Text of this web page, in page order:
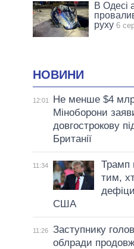
В Одесі
руху 6
НОВИНИ
12:01
Не менше $4
Міноборони
довгострокову
Британії
11:34
Трамп
тим,
США
11:26
Заступнику
облради